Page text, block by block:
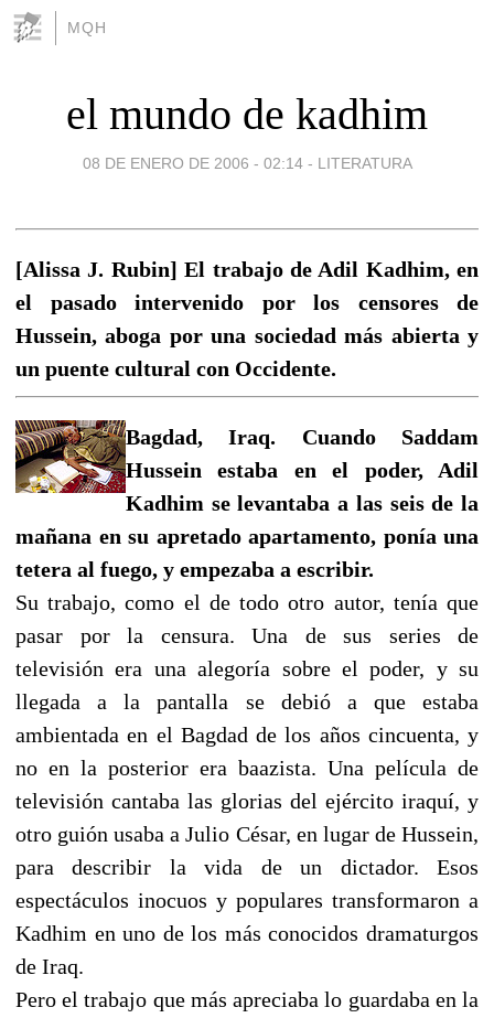
MQH
el mundo de kadhim
08 DE ENERO DE 2006 - 02:14 - LITERATURA
[Alissa J. Rubin] El trabajo de Adil Kadhim, en
el pasado intervenido por los censores de
Hussein, aboga por una sociedad más abierta y
un puente cultural con Occidente.
Bagdad, Iraq. Cuando Saddam
Hussein estaba en el poder, Adil
Kadhim se levantaba a las seis de la
mañana en su apretado apartamento, ponía una
tetera al fuego, y empezaba a escribir.
Su trabajo, como el de todo otro autor, tenía que
pasar por la censura. Una de sus series de
televisión era una alegoría sobre el poder, y su
llegada a la pantalla se debió a que estaba
ambientada en el Bagdad de los años cincuenta, y
no en la posterior era baazista. Una película de
televisión cantaba las glorias del ejército iraquí, y
otro guión usaba a Julio César, en lugar de Hussein,
para describir la vida de un dictador. Esos
espectáculos inocuos y populares transformaron a
Kadhim en uno de los más conocidos dramaturgos
de Iraq.
Pero el trabajo que más apreciaba lo guardaba en la